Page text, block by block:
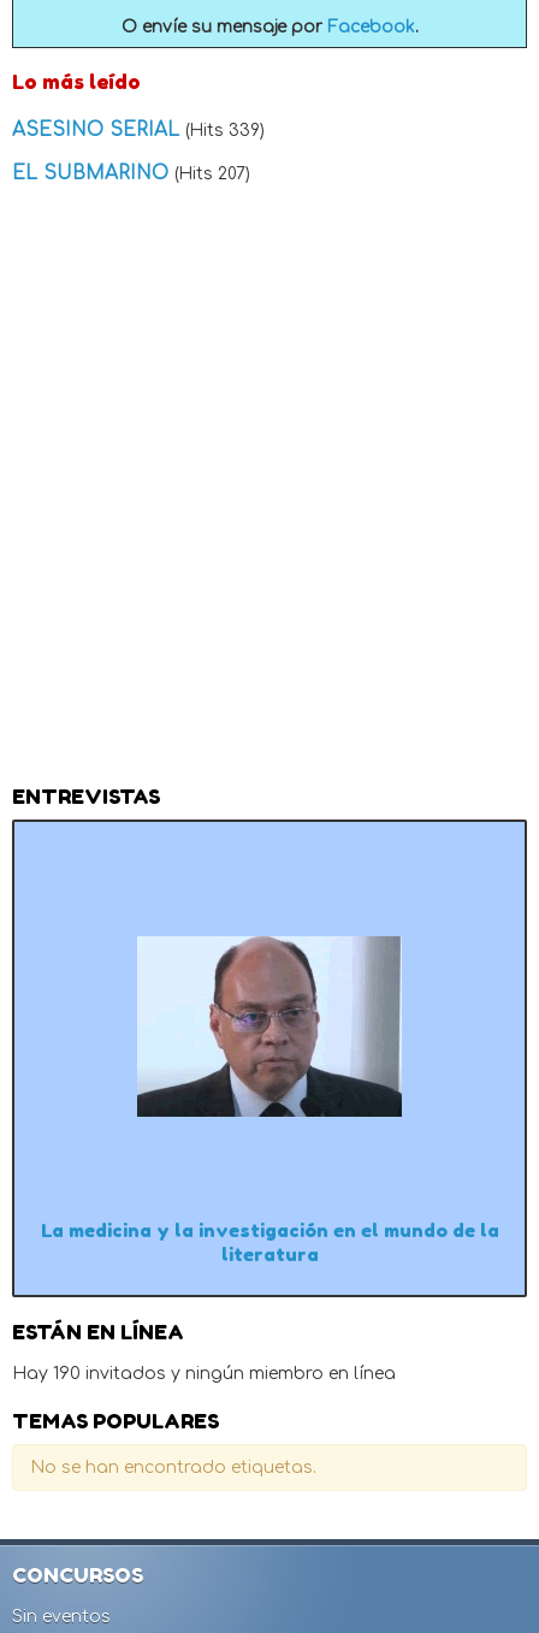
O envíe su mensaje por Facebook.
Lo más leído
ASESINO SERIAL (Hits 339)
EL SUBMARINO (Hits 207)
ENTREVISTAS
La medicina y la investigación en el mundo de la
literatura
ESTÁN EN LÍNEA
Hay 190 invitados y ningún miembro en línea
TEMAS POPULARES
No se han encontrado etiquetas.
CONCURSOS
Sin eventos